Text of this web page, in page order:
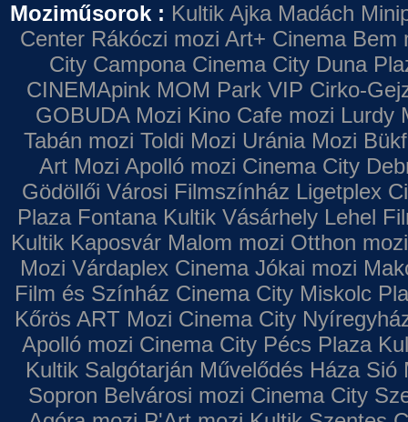
Moziműsorok : Kultik Ajka Madách
Center Rákóczi mozi Art+ Cinema Bem
City Campona Cinema City Duna
CINEMApink MOM Park VIP Cirko-
GOBUDA Mozi Kino Cafe mozi Lurdy
Tabán mozi Toldi Mozi Uránia Mozi
Art Mozi Apolló mozi Cinema City
Gödöllői Városi Filmszínház Ligetplex
Plaza Fontana Kultik Vásárhely Lehel
Kultik Kaposvár Malom mozi Otthon mozi
Mozi Várdaplex Cinema Jókai mozi
Film és Színház Cinema City Miskolc
Kőrös ART Mozi Cinema City
Apolló mozi Cinema City Pécs Plaza
Kultik Salgótarján Művelődés Háza Sió
Sopron Belvárosi mozi Cinema City